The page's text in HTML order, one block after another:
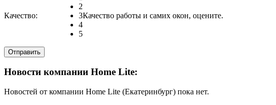
Качество:
2
3
4
5
Качество работы и самих окон, оцените.
Новости компании Home Lite:
Новостей от компании Home Lite (Екатеринбург) пока нет.